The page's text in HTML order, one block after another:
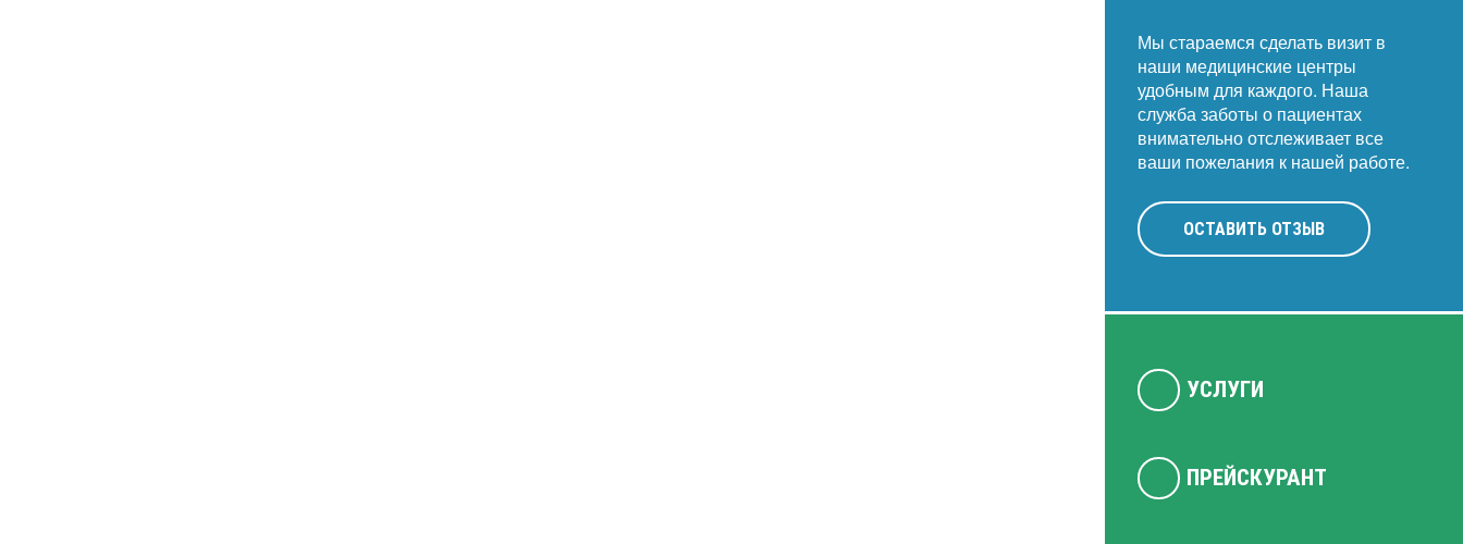
Мы стараемся сделать визит в
наши медицинские центры
удобным для каждого. Наша
служба заботы о пациентах
внимательно отслеживает все
ваши пожелания к нашей работе.
ОСТАВИТЬ ОТЗЫВ
УСЛУГИ
ПРЕЙСКУРАНТ